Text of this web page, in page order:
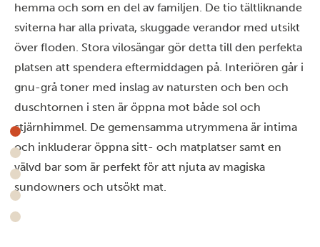
hemma och som en del av familjen. De tio tältliknande
sviterna har alla privata, skuggade verandor med utsikt
över floden. Stora vilosängar gör detta till den perfekta
platsen att spendera eftermiddagen på. Interiören går i
gnu-grå toner med inslag av natursten och ben och
duschtornen i sten är öppna mot både sol och
stjärnhimmel. De gemensamma utrymmena är intima
och inkluderar öppna sitt- och matplatser samt en
välvd bar som är perfekt för att njuta av magiska
sundowners och utsökt mat.